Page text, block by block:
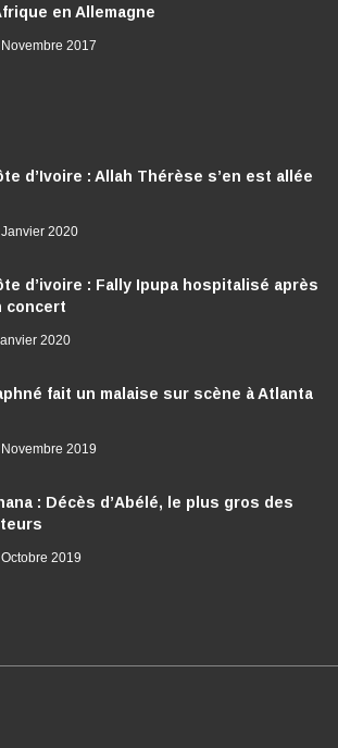
en Allemagne
2017
d’Ivoire : Allah Thérèse s’en est allée
2020
d’ivoire : Fally Ipupa hospitalisé après
concert
2020
fait un malaise sur scène à Atlanta
2019
: Décès d’Abélé, le plus gros des
2019